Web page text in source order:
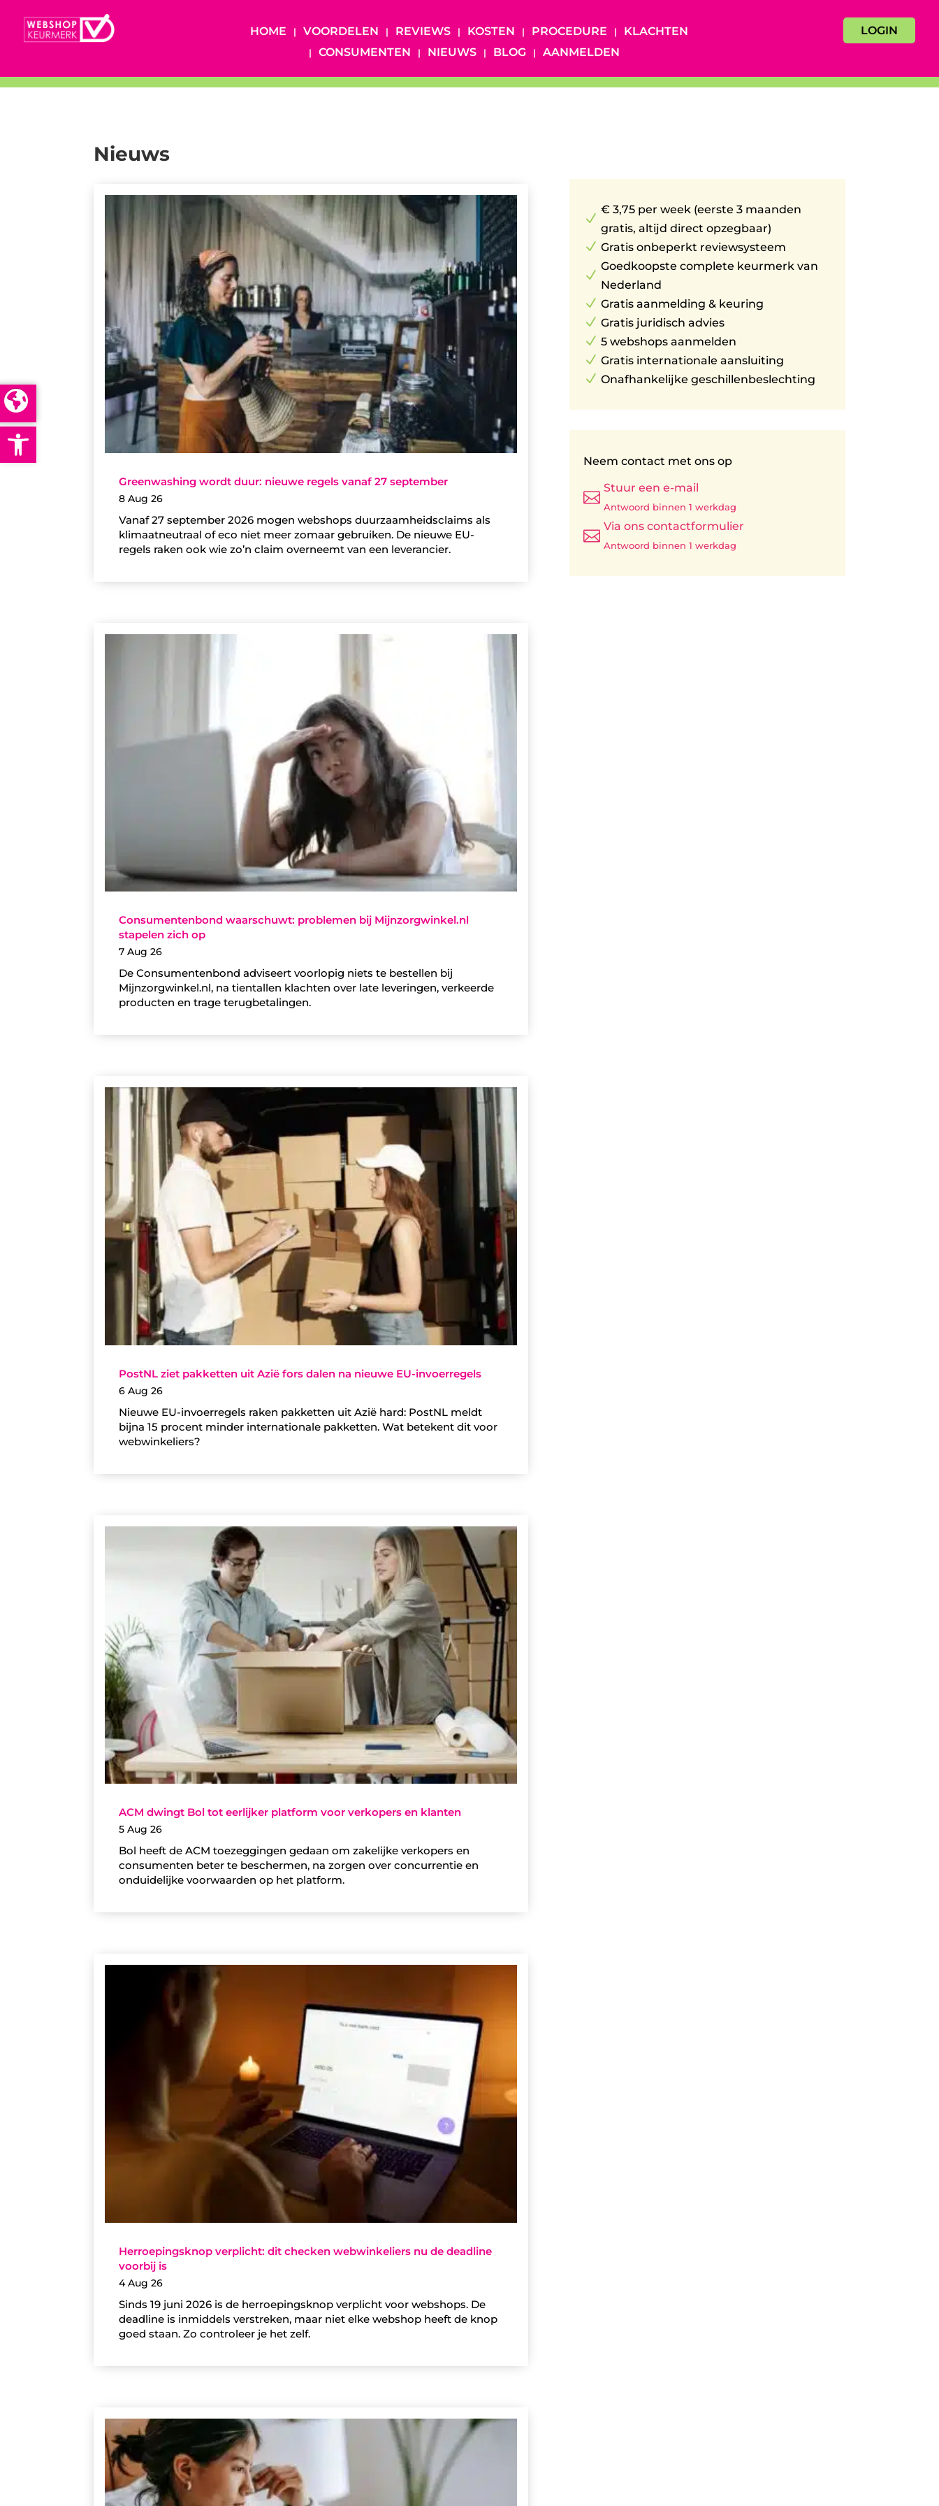
Open toolbar
HOME VOORDELEN REVIEWS KOSTEN PROCEDURE
KLACHTEN
CONSUMENTEN
NIEUWS BLOG AANMELDEN
LOGIN
Nieuws
Greenwashing wordt duur: nieuwe regels vanaf 27 september
8 Aug 26
Vanaf 27 september 2026 mogen webshops duurzaamheidsclaims als
klimaatneutraal of eco niet meer zomaar gebruiken. De nieuwe EU-
regels raken ook wie zo’n claim overneemt van een leverancier.
Consumentenbond waarschuwt: problemen bij Mijnzorgwinkel.nl
stapelen zich op
7 Aug 26
De Consumentenbond adviseert voorlopig niets te bestellen bij
Mijnzorgwinkel.nl, na tientallen klachten over late leveringen, verkeerde
producten en trage terugbetalingen.
PostNL ziet pakketten uit Azië fors dalen na nieuwe EU-invoerregels
6 Aug 26
Nieuwe EU-invoerregels raken pakketten uit Azië hard: PostNL meldt
bijna 15 procent minder internationale pakketten. Wat betekent dit voor
webwinkeliers?
ACM dwingt Bol tot eerlijker platform voor verkopers en klanten
5 Aug 26
Bol heeft de ACM toezeggingen gedaan om zakelijke verkopers en
consumenten beter te beschermen, na zorgen over concurrentie en
onduidelijke voorwaarden op het platform.
Herroepingsknop verplicht: dit checken webwinkeliers nu de deadline
voorbij is
4 Aug 26
Sinds 19 juni 2026 is de herroepingsknop verplicht voor webshops. De
deadline is inmiddels verstreken, maar niet elke webshop heeft de knop
goed staan. Zo controleer je het zelf.
N
€ 3,75 per week (eerste 3 maanden
gratis, altijd direct opzegbaar)
N Gratis onbeperkt reviewsysteem
N
Goedkoopste complete keurmerk van
Nederland
N Gratis aanmelding & keuring
N Gratis juridisch advies
N 5 webshops aanmelden
N Gratis internationale aansluiting
N Onafhankelijke geschillenbeslechting
Neem contact met ons op

Stuur een e-mail
Antwoord binnen 1 werkdag

Via ons contactformulier
Antwoord binnen 1 werkdag